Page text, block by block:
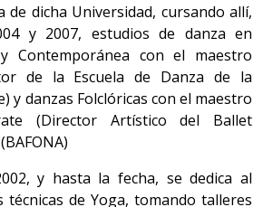
de dicha Universidad, cursando allí,
y 2007, estudios de danza en
Contemporánea con el maestro
de la Escuela de Danza de la
y danzas Folclóricas con el maestro
(Director Artístico del Ballet
y hasta la fecha, se dedica al
de Yoga, tomando talleres